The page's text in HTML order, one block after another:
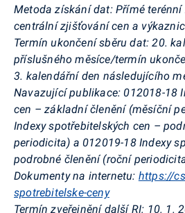
Metoda získání dat: Přímé
centrální zjišťování cen a
Termín ukončení sběru dat:20.
příslušného měsíce/termín
3. kalendářní den následujícího
Navazující publikace:012018-18
cen – základní členění (měsíční
Indexy spotřebitelských cen –
periodicita) a 012019-18 Indexy
podrobné členění (roční
Dokumenty na internetu: https://
spotrebitelske-ceny
Termín zveřejnění další RI: 10. 1.